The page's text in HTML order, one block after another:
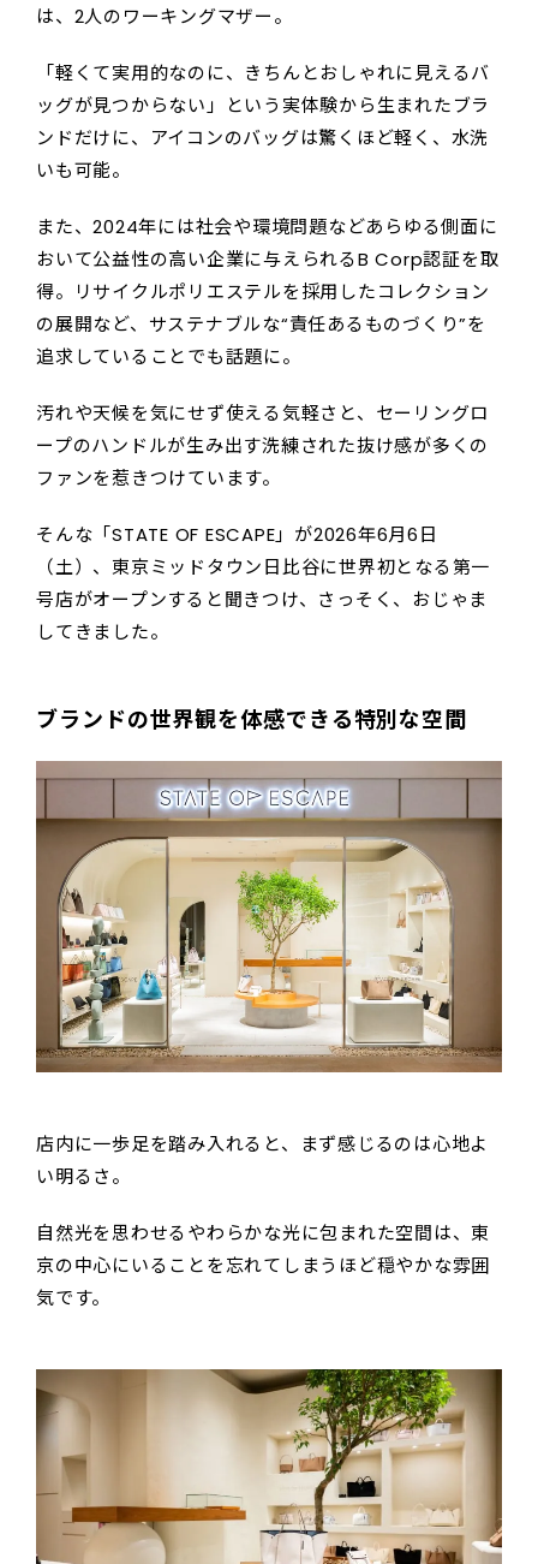
は、2人のワーキングマザー。
「軽くて実用的なのに、きちんとおしゃれに見えるバ
ッグが見つからない」という実体験から生まれたブラ
ンドだけに、アイコンのバッグは驚くほど軽く、水洗
いも可能。
また、2024年には社会や環境問題などあらゆる側面に
おいて公益性の高い企業に与えられるB Corp認証を取
得。リサイクルポリエステルを採用したコレクション
の展開など、サステナブルな“責任あるものづくり”を
追求していることでも話題に。
汚れや天候を気にせず使える気軽さと、セーリングロ
ープのハンドルが生み出す洗練された抜け感が多くの
ファンを惹きつけています。
そんな「STATE OF ESCAPE」が2026年6月6日
（土）、東京ミッドタウン日比谷に世界初となる第一
号店がオープンすると聞きつけ、さっそく、おじゃま
してきました。
ブランドの世界観を体感できる特別な空間
店内に一歩足を踏み入れると、まず感じるのは心地よ
い明るさ。
自然光を思わせるやわらかな光に包まれた空間は、東
京の中心にいることを忘れてしまうほど穏やかな雰囲
気です。